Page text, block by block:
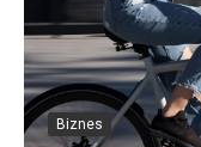
Biznes